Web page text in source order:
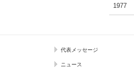
1977
代表メッセージ
ニュース